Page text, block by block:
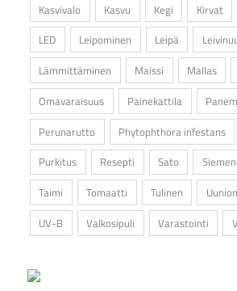
Kasvivalo
Kasvu Kegi Kirvat
LED
Leipominen Leipä
Lämmittäminen
Maissi Mallas
Omavaraisuus
Painekattila
Perunarutto
Phytophthora infestans
Purkitus
Resepti Sato
Taimi
Tomaatti Tulinen
UV-B
Valkosipuli Varastointi